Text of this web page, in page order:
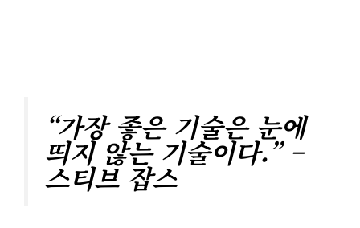
“가장 좋은 기술은 눈에
띄지 않는 기술이다.” –
스티브 잡스